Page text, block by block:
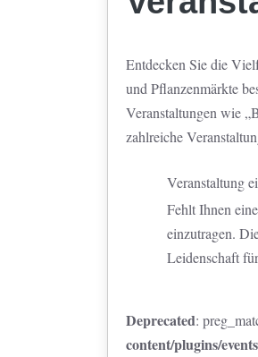
Entdecken Sie die
und Pflanzenmärkte
Veranstaltungen wie
zahlreiche
Veranstaltung
Fehlt Ihnen eine
einzutragen.
Leidenschaft
Deprecated:
content/plugins/